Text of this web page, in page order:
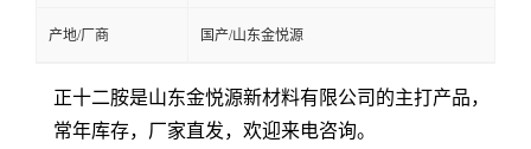
产地/厂商 国产/山东金悦源
正十二胺是山东金悦源新材料有限公司的主打产品，
常年库存，厂家直发，欢迎来电咨询。